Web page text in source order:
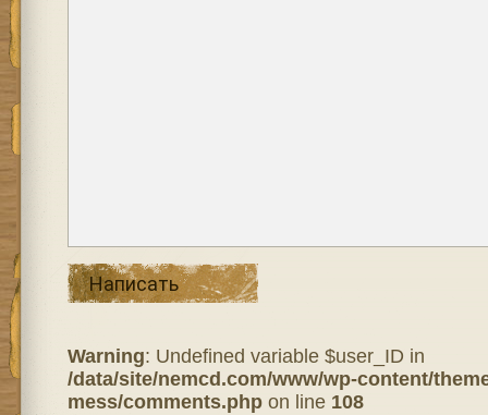
Написать
Warning: Undefined variable $user_ID in
/data/site/nemcd.com/www/wp-content/
mess/comments.phpon line 108